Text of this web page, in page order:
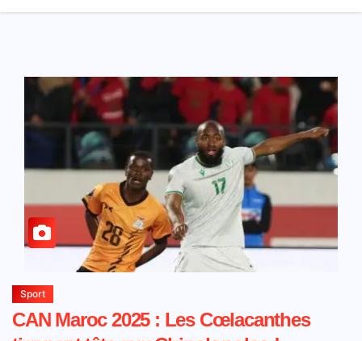
Sport
CAN Maroc 2025 : Les Cœlacanthes